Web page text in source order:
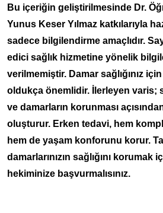
Bu içeriğin geliştirilmesinde Dr.
Yunus Keser Yılmaz katkılarıyla
sadece bilgilendirme amaçlıdır.
edici sağlık hizmetine yönelik
verilmemiştir. Damar sağlığınız
oldukça önemlidir. İlerleyen varis;
ve damarların korunması
oluşturur. Erken tedavi, hem
hem de yaşam konforunu korur.
damarlarınızın sağlığını korumak
hekiminize başvurmalısınız.